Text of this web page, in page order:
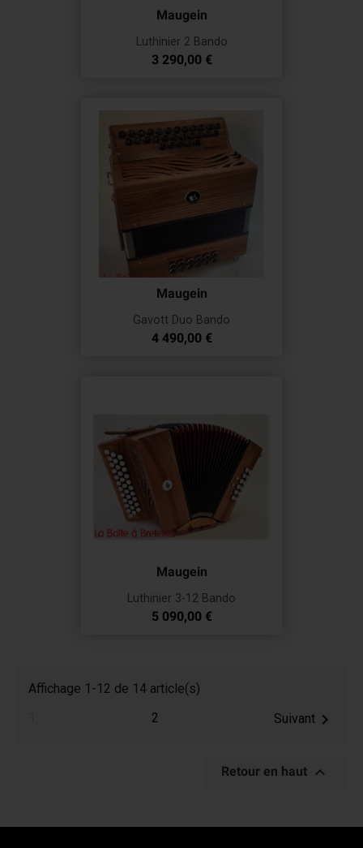
Maugein
Luthinier 2 Bando
Prix
3 290,00 €
Maugein
Gavott Duo Bando
Prix
4 490,00 €
Maugein
Luthinier 3-12 Bando
Prix
5 090,00 €
Affichage 1-12 de 14 article(s)
2 Suivant 
Retour en haut 